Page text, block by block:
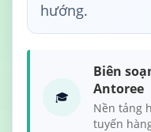
hướng.
🎓
Biên
Antoree
Nền tảng
tuyến